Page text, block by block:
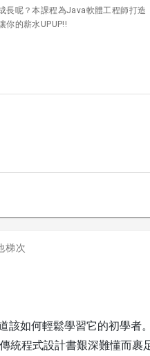
呢？本課程為Java軟體工程師打造
你的薪水UPUP!!
梯次
如何輕鬆學習它的初學者。
程式設計書艱深難懂而裹